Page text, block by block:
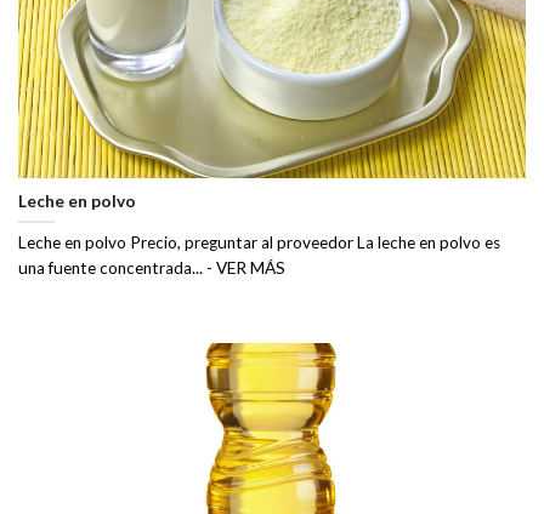
Leche en polvo
Leche en polvo Precio, preguntar al proveedor La leche en polvo es
una fuente concentrada... - VER MÁS